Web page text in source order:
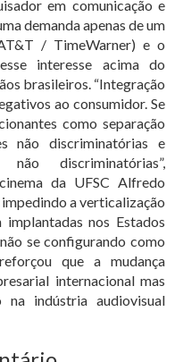
em comunicação e
demanda apenas de um
/ TimeWarner) e o
interesse acima do
brasileiros. “Integração
ao consumidor. Se
como separação
não discriminatórias e
discriminatórias”,
da UFSC Alfredo
a verticalização
nos Estados
se configurando como
que a mudança
internacional mas
na indústria audiovisual